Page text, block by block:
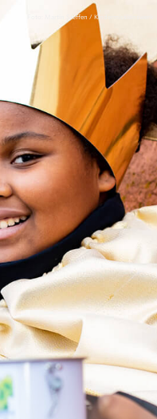
Foto: Martin Steffen / Kindermissionswerk